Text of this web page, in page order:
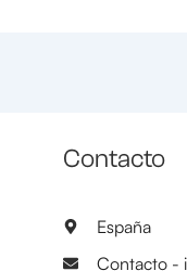
Contacto
España
Contacto -